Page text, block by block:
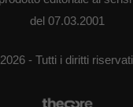
del 07.03.2001
- Tutti i diritti